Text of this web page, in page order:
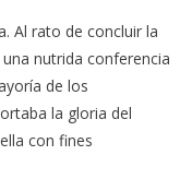
Al rato de concluir la
nutrida conferencia
de los
la gloria del
con fines